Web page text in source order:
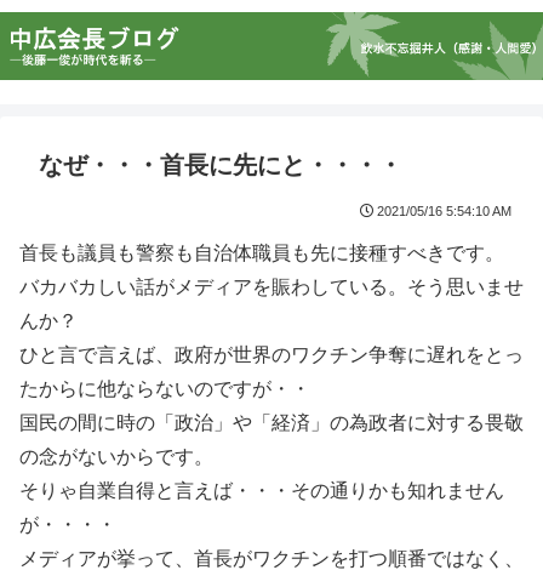
なぜ・・・首長に先にと・・・・
2021/05/16 5:54:10 AM
首長も議員も警察も自治体職員も先に接種すべきです。
バカバカしい話がメディアを賑わしている。そう思いませ
んか？
ひと言で言えば、政府が世界のワクチン争奪に遅れをとっ
たからに他ならないのですが・・
国民の間に時の「政治」や「経済」の為政者に対する畏敬
の念がないからです。
そりゃ自業自得と言えば・・・その通りかも知れません
が・・・・
メディアが挙って、首長がワクチンを打つ順番ではなく、